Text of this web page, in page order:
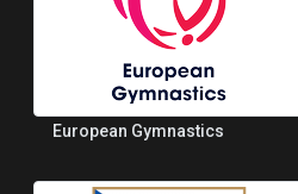
European Gymnastics